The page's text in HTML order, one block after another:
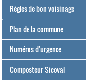
Règles de bon voisinage
Plan de la commune
Numéros d'urgence
Composteur Sicoval